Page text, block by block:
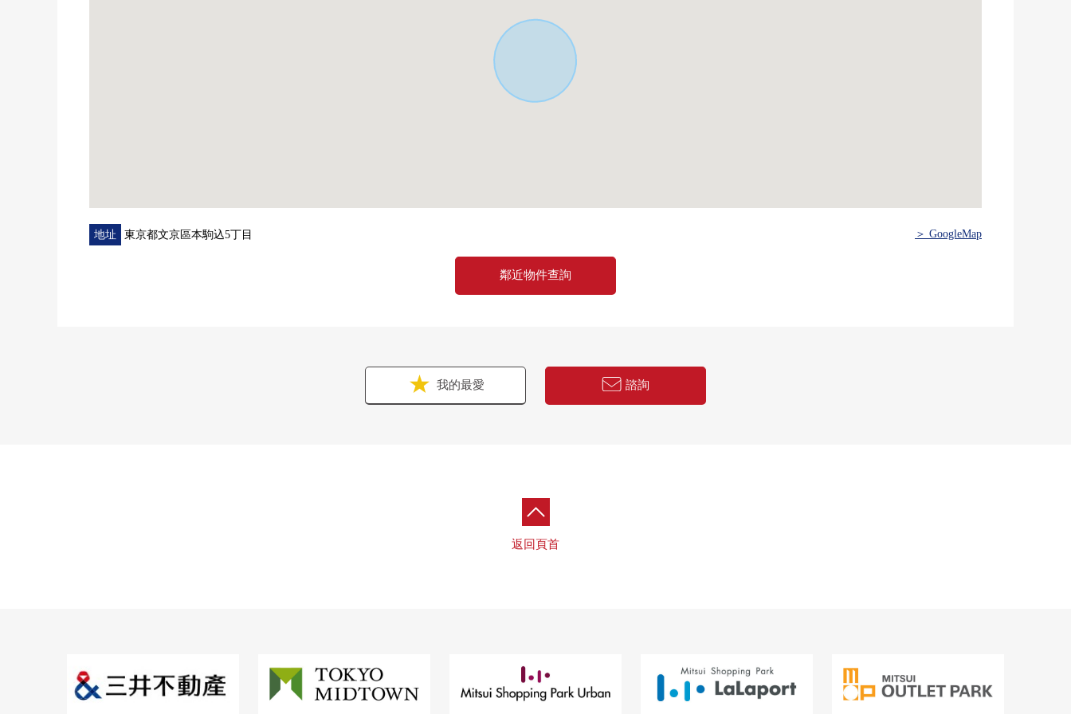
地址 東京都文京區本駒込5丁目 ＞ GoogleMap
鄰近物件查詢
我的最愛 諮詢
返回頁首